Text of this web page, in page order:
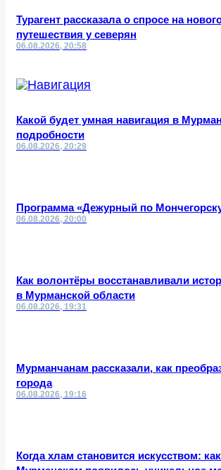
Турагент рассказала о спросе на
путешествия у северян
06.08.2026, 20:58
Какой будет умная навигация в
подробности
06.08.2026, 20:29
Программа «Дежурный по
06.08.2026, 20:00
Как волонтёры восстанавливали
в Мурманской области
06.08.2026, 19:31
Мурманчанам рассказали, как
города
06.08.2026, 19:16
Когда хлам становится искусством: